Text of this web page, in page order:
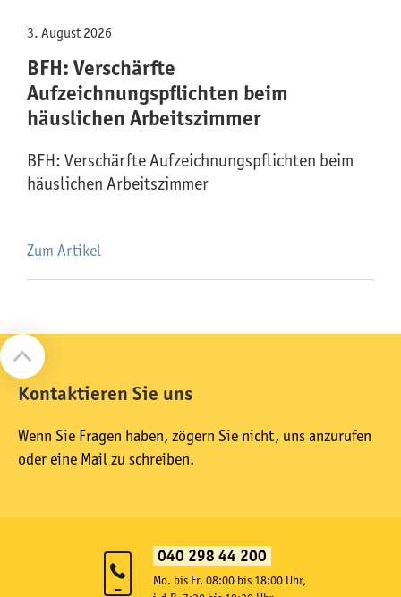
3. August 2026
BFH: Verschärfte
Aufzeichnungspflichten beim
häuslichen Arbeitszimmer
BFH: Verschärfte Aufzeichnungspflichten beim
häuslichen Arbeitszimmer
Zum Artikel
Kontaktieren Sie uns
Wenn Sie Fragen haben, zögern Sie nicht, uns anzurufen
oder eine Mail zu schreiben.
040 298 44 200
Mo. bis Fr. 08:00 bis 18:00 Uhr,